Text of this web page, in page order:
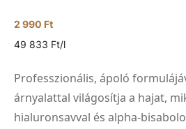
2 990 Ft
49 833 Ft/l
Professzionális, ápoló
árnyalattal világosítja a hajat,
hialuronsavval és alpha-